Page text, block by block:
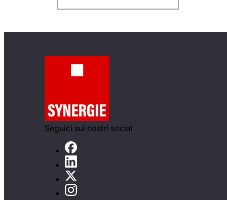
Seguici sui nostri social